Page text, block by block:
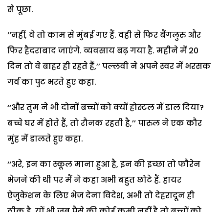
से पूछा.
‘‘नहीं, वे तो काम से मुंबई गए हैं. वही से फिर बैंगलुरु और
फिर हैदराबाद जाएंगे. व्यवसाय बढ़ गया है. महीने में 20
दिन तो वे बाहर ही रहते हैं,’’ पल्लवी ने अपने स्वर में भरसक
गर्व का पुट भरते हुए कहा.
‘‘और तुम ने भी दोनों बच्चों को क्यों होस्टल में डाल दिया?
बच्चे घर में होते हैं, तो रौनक रहती है,’’ पारुल ने एक कौर
मुंह में डालते हुए कहा.
‘‘अरे, इन का स्कूल माना हुआ है, इन की इच्छा तो फौरेन
भेजने की थी पर मैं ने कहा अभी बहुत छोटे हैं. हायर
ऐजुकेशन के लिए भेज देना विदेश, अभी तो देहरादून ही